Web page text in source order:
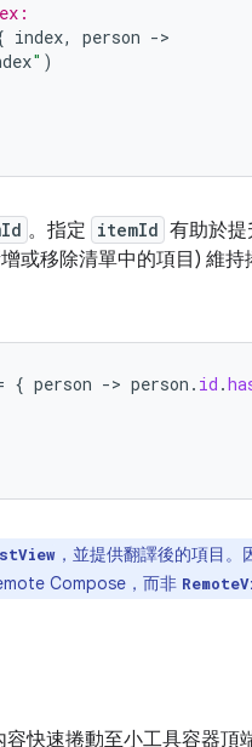
index, person -
" )
。指定 itemId 有助於提
或移除清單中的項目) 維
{ person -> person . id .
，並提供翻譯後的項目。
Compose，而非
快速捲動至小工具容器頂端